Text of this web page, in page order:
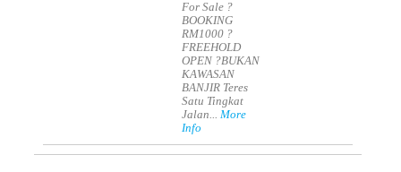
For Sale ?
BOOKING
RM1000 ?
FREEHOLD
OPEN ?BUKAN
KAWASAN
BANJIR Teres
Satu Tingkat
Jalan...More
Info